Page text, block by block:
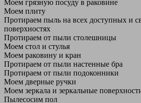
Моем грязную посуду в раковине
Моем плиту
Протираем пыль на всех доступных и
поверхностях
Протираем от пыли столешницы
Моем стол и стулья
Моем раковину и кран
Протираем от пыли настенные бра
Протираем от пыли подоконники
Моем дверные ручки
Моем зеркала и зеркальные
Пылесосим пол